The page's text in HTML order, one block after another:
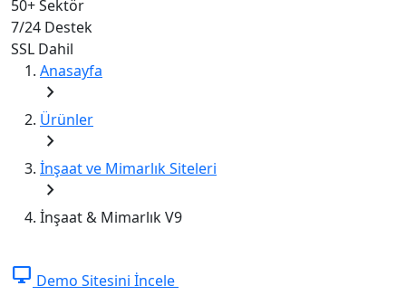
50+Sektör
7/24 Destek
SSL Dahil
Anasayfa
chevron_right
Ürünler
chevron_right
İnşaat ve Mimarlık Siteleri
chevron_right
İnşaat & Mimarlık V9
desktop_windows Demo Sitesini İncele